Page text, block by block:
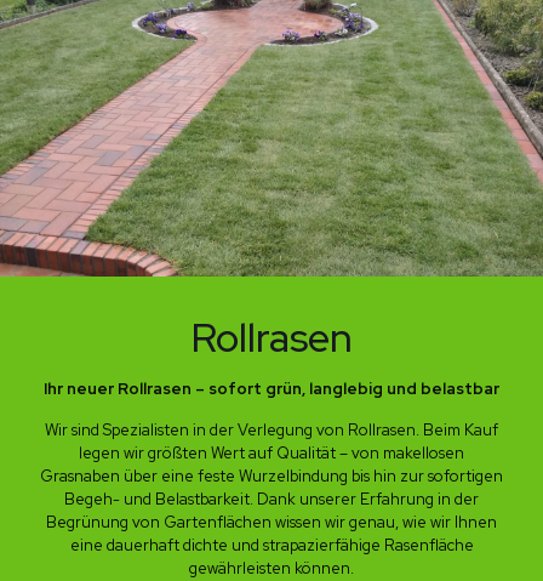
Rollrasen
Ihr neuer Rollrasen – sofort grün, langlebig und belastbar
Wir sind Spezialisten in der Verlegung von Rollrasen. Beim Kauf
legen wir größten Wert auf Qualität – von makellosen
Grasnaben über eine feste Wurzelbindung bis hin zur sofortigen
Begeh- und Belastbarkeit. Dank unserer Erfahrung in der
Begrünung von Gartenflächen wissen wir genau, wie wir Ihnen
eine dauerhaft dichte und strapazierfähige Rasenfläche
gewährleisten können.